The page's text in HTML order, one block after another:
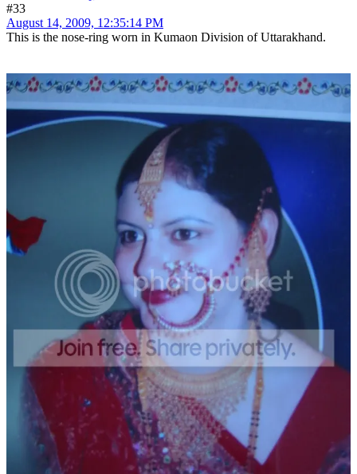
#33
August 14, 2009, 12:35:14 PM
This is the nose-ring worn in Kumaon Division of Uttarakhand.